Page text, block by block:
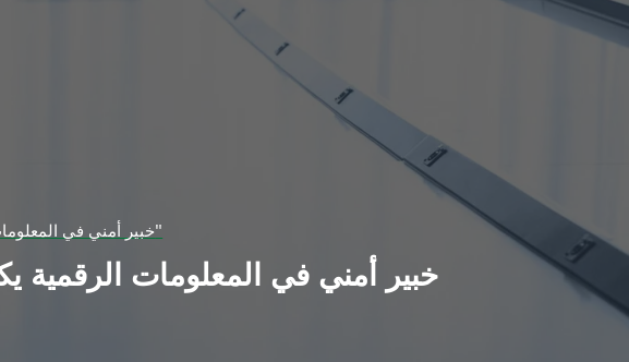
خبير أمني في المعلومات الرقمية يكشف عن فساد في وزارة الاتصالات بذريعة "الحماية الرقمية"
خبير أمني في المعلومات